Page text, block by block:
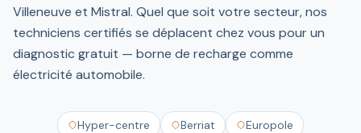
Villeneuve et Mistral. Quel que soit votre secteur, nos
techniciens certifiés se déplacent chez vous pour un
diagnostic gratuit — borne de recharge comme
électricité automobile.
Hyper-centre Berriat
Europole